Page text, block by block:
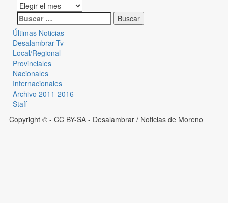
Últimas Noticias
Desalambrar-Tv
Local/Regional
Provinciales
Nacionales
Internacionales
Archivo 2011-2016
Staff
Copyright © - CC BY-SA - Desalambrar / Noticias de Moreno